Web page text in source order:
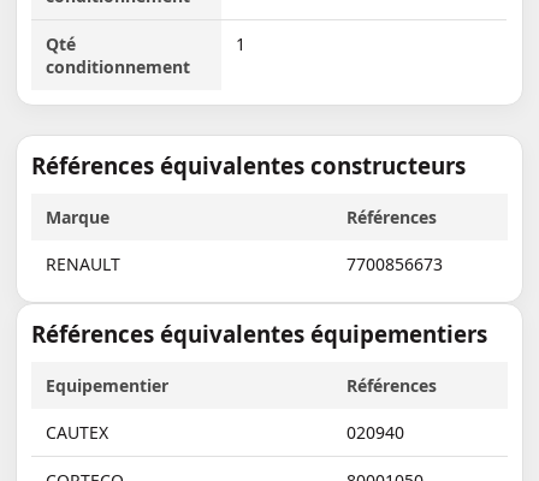
Qté
conditionnement
1
Références équivalentes constructeurs
Marque Références
RENAULT 7700856673
Références équivalentes équipementiers
Equipementier Références
CAUTEX 020940